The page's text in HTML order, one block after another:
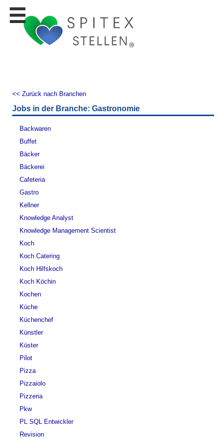
Stellen
finden
Personalberatungen
Tipp's
WERBUNG
JOB-
Lehrstellen
finden
Lehrstellen
gratis
inserieren
<< Zurück nach Branchen
Jobs in der Branche: Gastronomie
Backwaren
Buffet
Bäcker
Bäckerei
Cafeteria
Gastro
Kellner
Knowledge Analyst
Knowledge Management Scientist
Koch
Koch Catering
Koch Hilfskoch
Koch Köchin
Kochen
Küche
Küchenchef
Künstler
Küster
Pilot
Pizza
Pizzaiolo
Pizzeria
Pkw
PL SQL Entwickler
Revision